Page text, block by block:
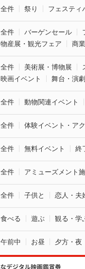
全件 祭り フェスティ
全件 バーゲンセール
物産展・観光フェア
商
全件 美術展・博物展
映画イベント
舞台・演劇
全件 動物関連イベント
全件 体験イベント・ア
全件 無料イベント 終
全件 アミューズメント
全件 子供と 恋人・夫
食べる 遊ぶ 観る・学
午前中 お昼 夕方・夜